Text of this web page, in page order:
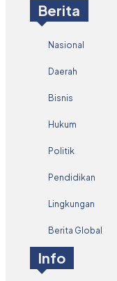
Berita
Nasional
Daerah
Bisnis
Hukum
Politik
Pendidikan
Lingkungan
Berita Global
Info